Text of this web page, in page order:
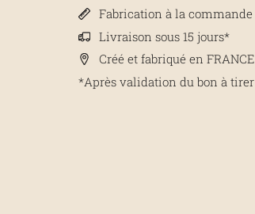
Fabrication à la commande
Livraison sous 15 jours*
Créé et fabriqué en FRANCE
*Après validation du bon à tirer